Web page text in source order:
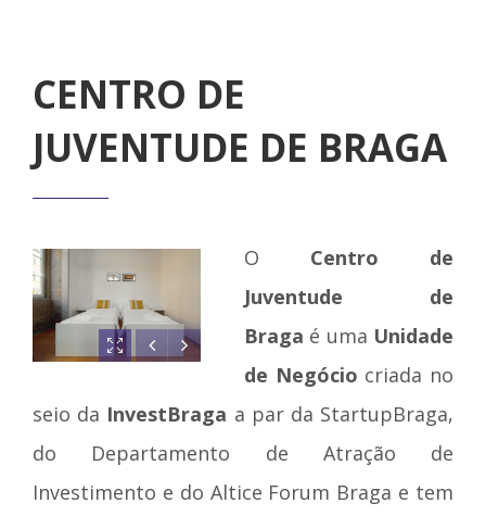
CENTRO DE
JUVENTUDE DE BRAGA
O Centro de
Juventude de
Braga é uma Unidade
de Negócio criada no
seio da InvestBraga a par da StartupBraga,
do Departamento de Atração de
Investimento e do Altice Forum Braga e tem